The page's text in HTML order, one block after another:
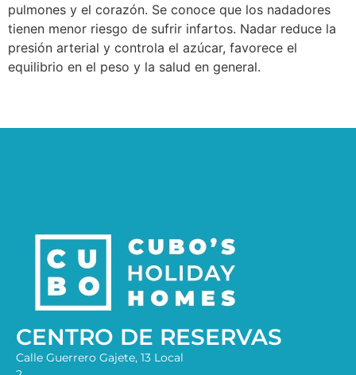
pulmones y el corazón. Se conoce que los nadadores
tienen menor riesgo de sufrir infartos. Nadar reduce la
presión arterial y controla el azúcar, favorece el
equilibrio en el peso y la salud en general.
CENTRO DE RESERVAS
Calle Guerrero Gajete, 13 Local